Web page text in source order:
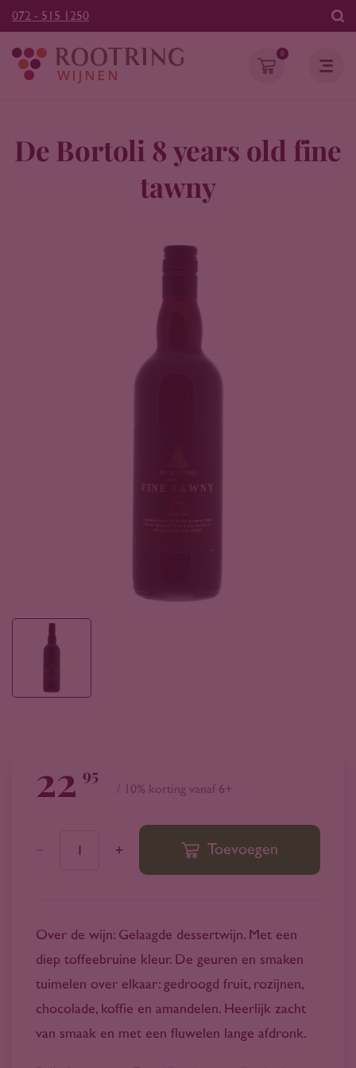
072 - 515 1250
0
De Bortoli 8 years old fine
tawny
22 95
/ 10% korting vanaf 6+
Toevoegen
Over de wijn: Gelaagde dessertwijn. Met een
diep toffeebruine kleur. De geuren en smaken
tuimelen over elkaar: gedroogd fruit, rozijnen,
chocolade, koffie en amandelen. Heerlijk zacht
van smaak en met een fluwelen lange afdronk.